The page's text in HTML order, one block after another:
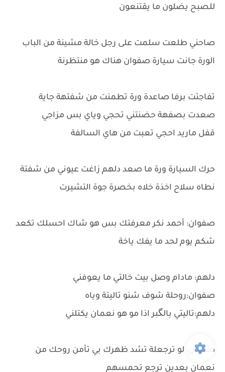
للصبح يضلون ما يقتنعون
صاحني طلعت سلمت على رجل خالة مشينة من الباب
الورة جانت سيارة صفوان هناك هو منتظرنة
تفاجئت برفا صاعدة ورة تطمنت من شفتهة جاية
صعدت بصفهة حضنتني تحجي وياي بس مزاجي
قفل ماريد احجي تعبت من هاي السالفة
حرك السيارة ورة ما صعد دلهم زاغت عيوني من شفتة
نطاه سلاح اخذة خلاه بخصرة جوة التشيرت
صفوان: أحمد نكر معرفتك بس هو شاك احسلك تكعد
شكم يوم لحد ما يفك ياخة
دلهم: مادام وصل بيت خالتي ما يعوفني
صفوان:روحلة شوف شنو تاليتة وياه
دلهم:تاليتي بالگبر اذا مو هو نعمان يكتلني
صفوان: لو ترجعلة تشد ظهرك بي تأمن روحك من
نعمان بعدين ترجع تحمسهم